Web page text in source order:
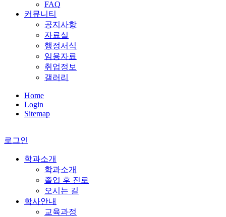
FAQ
커뮤니티
공지사항
자료실
행정서식
임용자료
취업정보
갤러리
Home
Login
Sitemap
로그인
학과소개
학과소개
졸업 후 진로
오시는 길
학사안내
교육과정